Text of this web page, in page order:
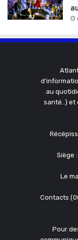
au
santé..) et
Siège
Le
Contacts
Pour